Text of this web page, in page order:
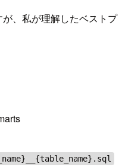
、私が理解したベストプ